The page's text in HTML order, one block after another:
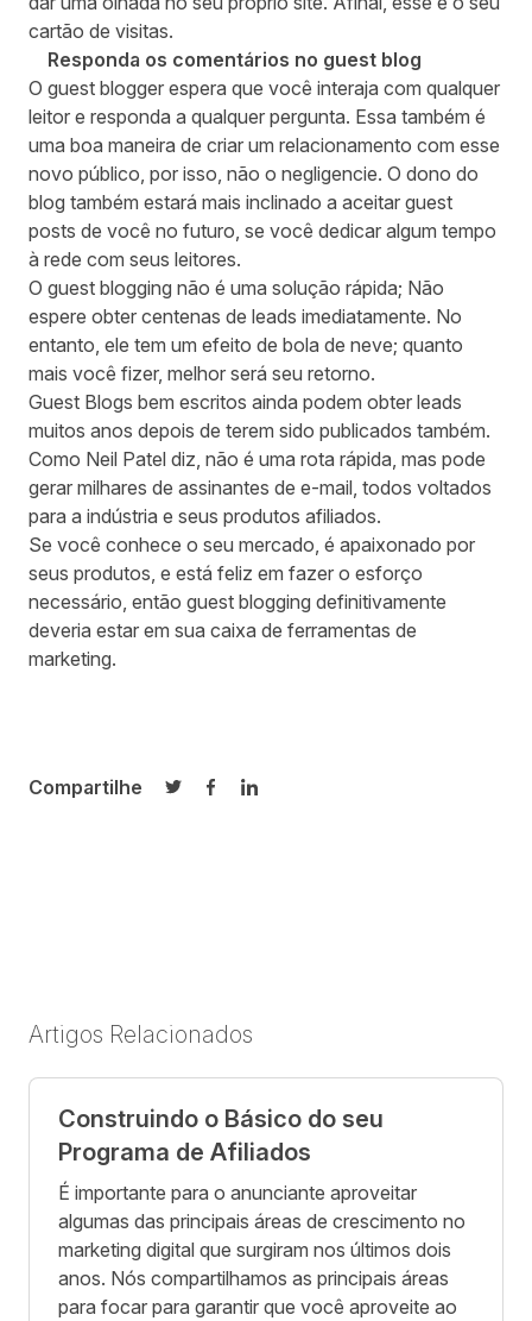
cartão de visitas.
Responda os comentários no guest blog
O guest blogger espera que você interaja com qualquer
leitor e responda a qualquer pergunta. Essa também é
uma boa maneira de criar um relacionamento com esse
novo público, por isso, não o negligencie. O dono do
blog também estará mais inclinado a aceitar guest
posts de você no futuro, se você dedicar algum tempo
à rede com seus leitores.
O guest blogging não é uma solução rápida; Não
espere obter centenas de leads imediatamente. No
entanto, ele tem um efeito de bola de neve; quanto
mais você fizer, melhor será seu retorno.
Guest Blogs bem escritos ainda podem obter leads
muitos anos depois de terem sido publicados também.
Como Neil Patel diz, não é uma rota rápida, mas pode
gerar milhares de assinantes de e-mail, todos voltados
para a indústria e seus produtos afiliados.
Se você conhece o seu mercado, é apaixonado por
seus produtos, e está feliz em fazer o esforço
necessário, então guest blogging definitivamente
deveria estar em sua caixa de ferramentas de
marketing.
Compartilhe
Compartilhar no Twitter
Compartilhar no Facebook
Compartilhar no LinkedIn
Artigos Relacionados
Construindo o Básico do seu
Programa de Afiliados
É importante para o anunciante aproveitar
algumas das principais áreas de crescimento no
marketing digital que surgiram nos últimos dois
anos. Nós compartilhamos as principais áreas
para focar para garantir que você aproveite ao